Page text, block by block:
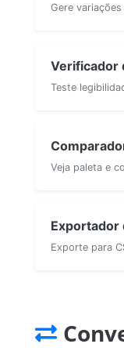
Gere
Verificador
Teste
Veja paleta e
Exportador
Exporte para